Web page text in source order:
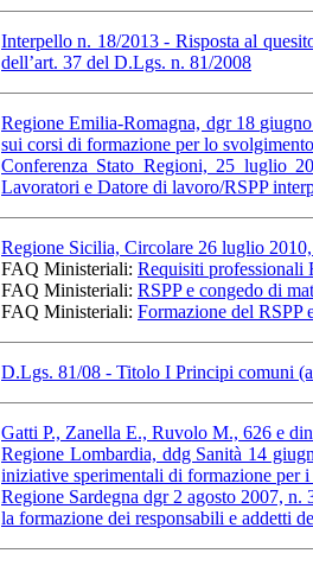
Interpello n. 18/2013 - Risposta al
dell’art. 37 del D.Lgs. n. 81/2008
Regione Emilia-Romagna, dgr 18
sui corsi di formazione per lo
Conferenza Stato Regioni, 25 luglio
Lavoratori e Datore di lavoro/RSPP
Regione Sicilia, Circolare 26 luglio
FAQ Ministeriali: Requisiti professionali
FAQ Ministeriali: RSPP e congedo di
FAQ Ministeriali: Formazione del RSPP
D.Lgs. 81/08 - Titolo I Principi comuni
Gatti P., Zanella E., Ruvolo M., 626 e
Regione Lombardia, ddg Sanità 14
iniziative sperimentali di formazione per
Regione Sardegna dgr 2 agosto 2007,
la formazione dei responsabili e addetti